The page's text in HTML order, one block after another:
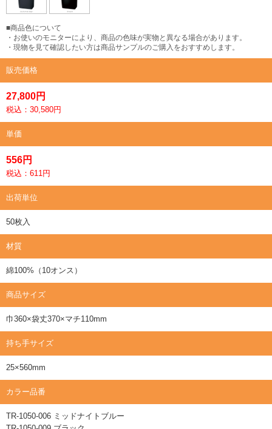
■商品色について
・お使いのモニターにより、商品の色味が実物と異なる場合があります。
・現物を見て確認したい方は商品サンプルのご購入をおすすめします。
販売価格
27,800円
税込：30,580円
単価
556円
税込：611円
出荷単位
50枚入
材質
綿100%（10オンス）
商品サイズ
巾360×袋丈370×マチ110mm
持ち手サイズ
25×560mm
カラー品番
TR-1050-006 ミッドナイトブルー